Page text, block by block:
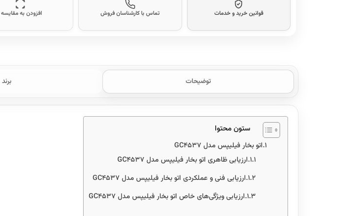
قوانین خرید و خدمات تماس با کارشناسان فروش افزودن به مقایسه
توضیحات برند
ستون محتوا
اتو بخار فیلیپس مدل GC4537
ارزیابی ظاهری اتو بخار فیلیپس مدل GC4537
ارزیابی فنی و عملکردی اتو بخار فیلیپس مدل GC4537
ارزیابی ویژگی‌های خاص اتو بخار فیلیپس مدل GC4537